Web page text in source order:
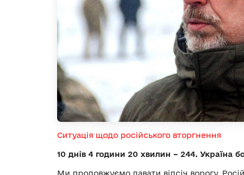
Ситуація щодо російського вторгнення
10 днів 4 години 20 хвилин – 244. Україна
Ми продовжуємо давати відсіч ворогу.